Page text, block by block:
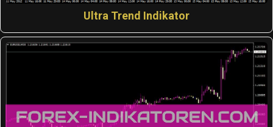
Ultra Trend Indikator